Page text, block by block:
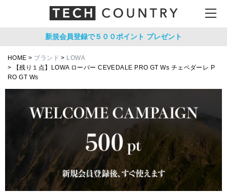
新規会員登録で５００ポイント プレゼント
HOME ブランド
LOWA
【残り１点】LOWA ローバー CEVEDALE PRO GT Ws チェベダーレ P
RO GT Ws